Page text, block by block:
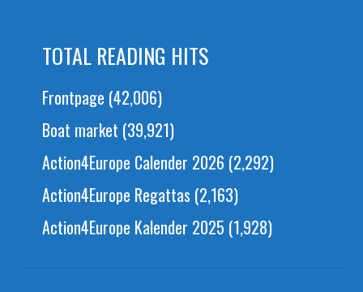
TOTAL READING HITS
Frontpage (42,006)
Boat market (39,921)
Action4Europe Calender 2026 (2,292)
Action4Europe Regattas (2,163)
Action4Europe Kalender 2025 (1,928)